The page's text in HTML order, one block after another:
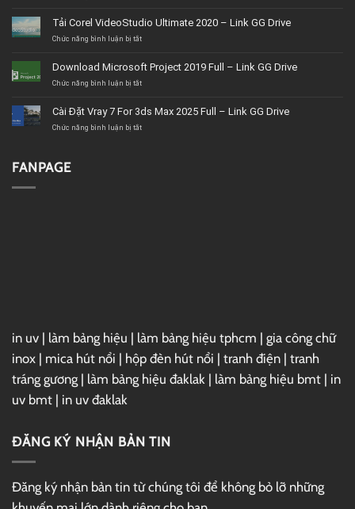
nội
thất
tín,
giá
lượng
Tải Corel VideoStudio Ultimate 2020 – Link GG Drive
Chức năng bình luận bị tắtở
VideoStudio
Ultimate
Link
GG
Download Microsoft Project 2019 Full – Link GG Drive
Chức năng bình luận bị tắtở
Project
2019
Cài Đặt Vray 7 For 3ds Max 2025 Full – Link GG Drive
Chức năng bình luận bị tắtở
FANPAGE
in uv | làm bảng hiệu | làm bảng hiệu tphcm | gia công chữ
inox | mica hút nổi | hộp đèn hút nổi | tranh điện | tranh
tráng gương | làm bảng hiệu đaklak | làm bảng hiệu bmt | in
uv bmt | in uv đaklak
ĐĂNG KÝ NHẬN BẢN TIN
Đăng ký nhận bản tin từ chúng tôi để không bỏ lỡ những